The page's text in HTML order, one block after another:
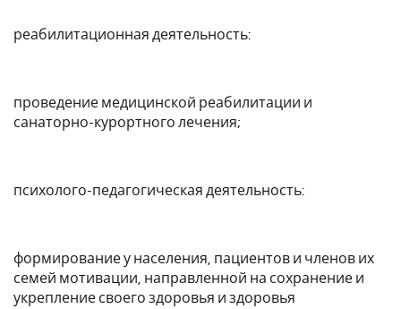
реабилитационная деятельность:
проведение медицинской реабилитации и
санаторно-курортного лечения;
психолого-педагогическая деятельность:
формирование у населения, пациентов и членов их
семей мотивации, направленной на сохранение и
укрепление своего здоровья и здоровья